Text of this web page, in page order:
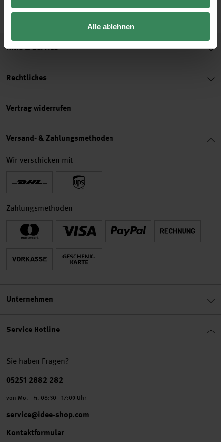
Alle ablehnen
Service Hotline
Sie haben Fragen?
Telefonnummer
05251 2882 282
von Mo. - Fr. 08:30 - 17:00 Uhr
service@idee-shop.com
Kontaktformular
Hilfe & Service
Rechtliches
Vertrag widerrufen
Versand- & Zahlungsmethoden
Wir verschicken mit
Zahlungsmethoden
Unternehmen